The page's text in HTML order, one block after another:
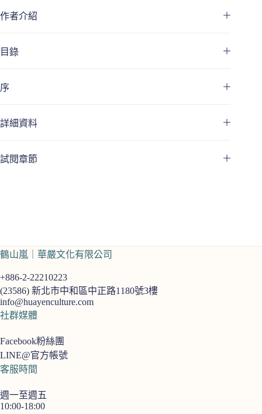
作者介紹
目錄
序
詳細資料
試閱章節
鶴山嵐｜華嚴文化有限公司
+886-2-22210223
(23586) 新北市中和區中正路1180號3樓
info@huayenculture.com
社群媒體
Facebook粉絲團
LINE@官方帳號
客服時間
週一至週五
10:00-18:00